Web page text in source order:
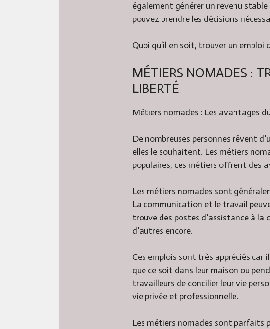
également générer un revenu
pouvez prendre les décisions
Quoi qu’il en soit, trouver un
MÉTIERS NOMADES :
LIBERTÉ
Métiers nomades : Les avantages
De nombreuses personnes rêvent
elles le souhaitent. Les métiers
populaires, ces métiers offrent des
Les métiers nomades sont
La communication et le travail
trouve des postes d’assistance à
d’autres encore.
Ces emplois sont très appréciés
que ce soit dans leur maison ou
travailleurs de concilier leur vie
vie privée et professionnelle.
Les métiers nomades sont parfaits